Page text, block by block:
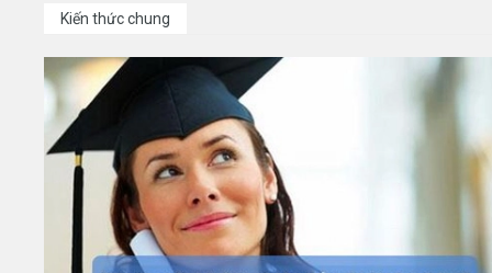
Kiến thức chung